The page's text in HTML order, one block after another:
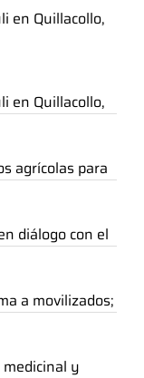
en Quillacollo,
en Quillacollo,
agrícolas para
diálogo con el
a movilizados;
medicinal y